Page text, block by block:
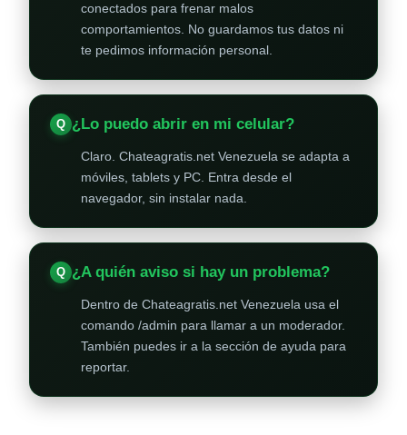
conectados para frenar malos
comportamientos. No guardamos tus datos ni
te pedimos información personal.
¿Lo puedo abrir en mi celular?
Claro. Chateagratis.net Venezuela se adapta a
móviles, tablets y PC. Entra desde el
navegador, sin instalar nada.
¿A quién aviso si hay un problema?
Dentro de Chateagratis.net Venezuela usa el
comando /admin para llamar a un moderador.
También puedes ir a la sección de ayuda para
reportar.